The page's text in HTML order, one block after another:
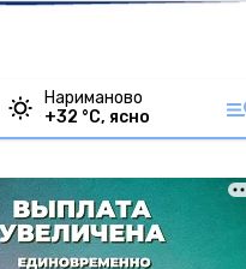
Нариманово
+32 °С, ясно